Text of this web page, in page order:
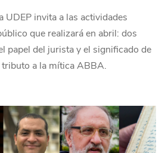
UDEP invita a las actividades
que realizará en abril: dos
papel del jurista y el significado de
tributo a la mítica ABBA.